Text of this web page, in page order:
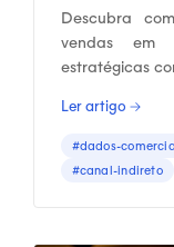
Descubra
vendas em
estratégicas
Ler artigo →
#dados-
#canal-indireto